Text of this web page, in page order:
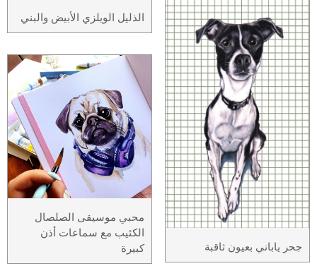
جحر ياباني بعيون ثاقبة
الذليل الويلزي الأبيض والبني
محبي موسيقى الصلصال
الكئيب مع سماعات أذن
كبيرة